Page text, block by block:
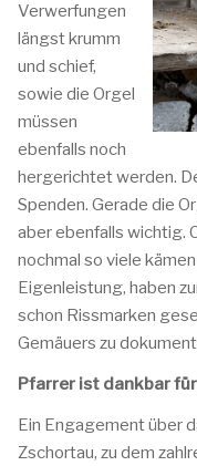
Verwerfungen
längst krumm
und schief,
sowie die Orgel
müssen
ebenfalls noch
hergerichtet werden.
Spenden. Gerade die
aber ebenfalls wichtig.
nochmal so viele
Eigenleistung, haben
schon Rissmarken
Gemäuers zu
Pfarrer ist dankbar
Ein Engagement über
Zschortau, zu dem